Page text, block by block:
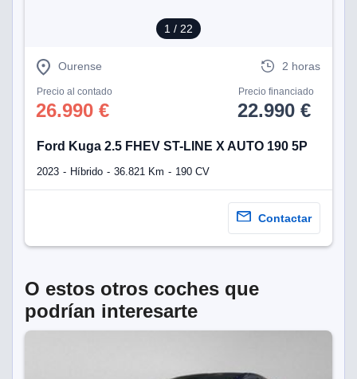
1 / 22
Ourense 2 horas
Precio al contado
26.990 €
Precio financiado
22.990 €
Ford Kuga 2.5 FHEV ST-LINE X AUTO 190 5P
2023 Híbrido 36.821 Km 190 CV
Contactar
O estos otros coches que
podrían interesarte